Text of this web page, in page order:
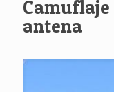
antena